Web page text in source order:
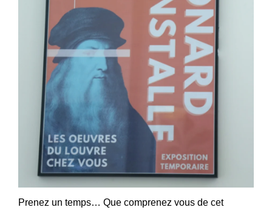
Prenez un temps… Que comprenez vous de cet